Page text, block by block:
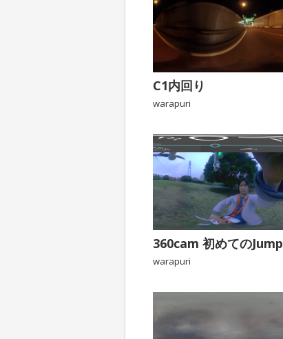
C1内回り
warapuri
360cam 初めてのJump
warapuri